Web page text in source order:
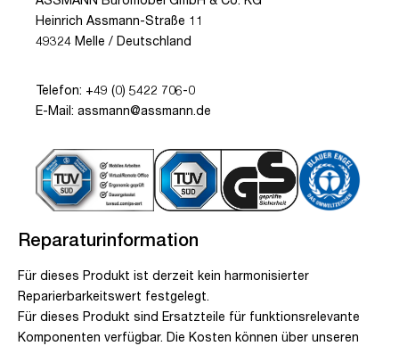
Heinrich Assmann-Straße 11
49324 Melle / Deutschland
Telefon: +49 (0) 5422 706-0
E-Mail: assmann@assmann.de
Reparaturinformation
Für dieses Produkt ist derzeit kein harmonisierter
Reparierbarkeitswert festgelegt.
Für dieses Produkt sind Ersatzteile für funktionsrelevante
Komponenten verfügbar. Die Kosten können über unseren